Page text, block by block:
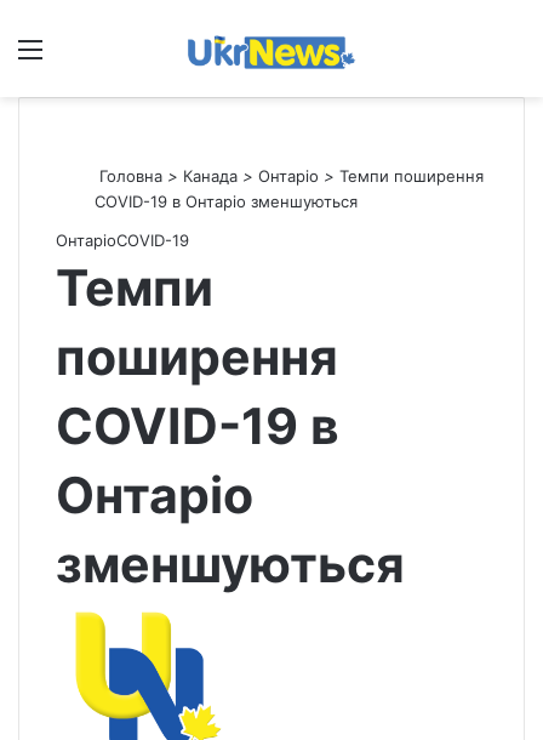
Меню
Головна > Канада > Онтаріо > Темпи поширення
COVID-19 в Онтаріо зменшуються
ОнтаріоСOVID-19
Темпи
поширення
COVID-19 в
Онтаріо
зменшуються